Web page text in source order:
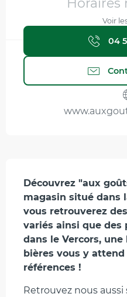
Horaires
Voir
04
Description
Découvrez "aux
magasin situé dans
vous retrouverez
variés ainsi que des
dans le Vercors,
bières vous y
références !
Retrouvez nous